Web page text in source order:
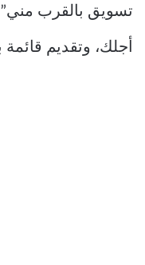
تسويق بالقرب
أجلك، وتقديم